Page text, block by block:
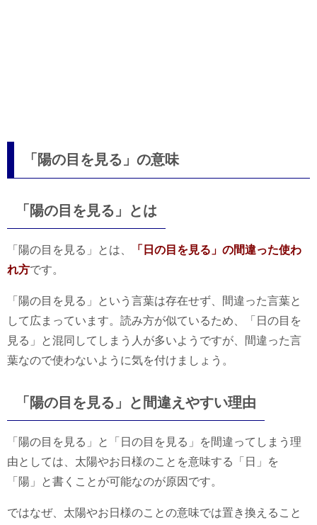
「陽の目を見る」の意味
「陽の目を見る」とは
「陽の目を見る」とは、
「日の目を見る」の間違った使わ
れ方です。
「陽の目を見る」という言葉は存在せず、間違った言葉と
して広まっています。読み方が似ているため、「日の目を
見る」と混同してしまう人が多いようですが、間違った言
葉なので使わないように気を付けましょう。
「陽の目を見る」と間違えやすい理由
「陽の目を見る」と「日の目を見る」を間違ってしまう理
由としては、太陽やお日様のことを意味する「日」を
「陽」と書くことが可能なのが原因です。
ではなぜ、太陽やお日様のことの意味では置き換えること